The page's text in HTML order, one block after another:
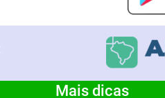
Mais dicas